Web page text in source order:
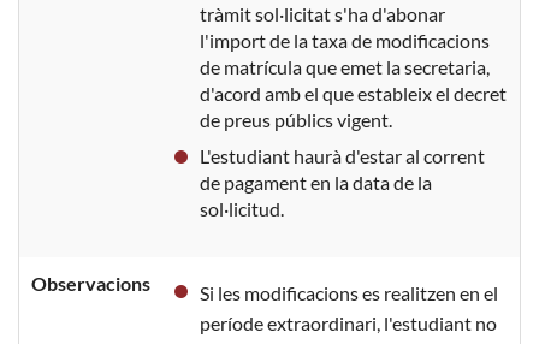
tràmit sol·licitat s'ha d'abonar
l'import de la taxa de modificacions
de matrícula que emet la secretaria,
d'acord amb el que estableix el decret
de preus públics vigent.
L'estudiant haurà d'estar al corrent
de pagament en la data de la
sol·licitud.
Observacions
Si les modificacions es realitzen en el
període extraordinari, l'estudiant no